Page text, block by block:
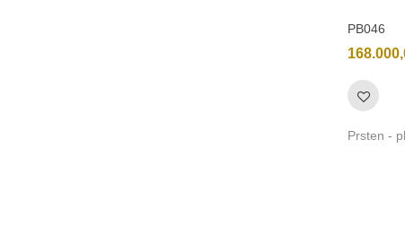
PB046
Prsten -